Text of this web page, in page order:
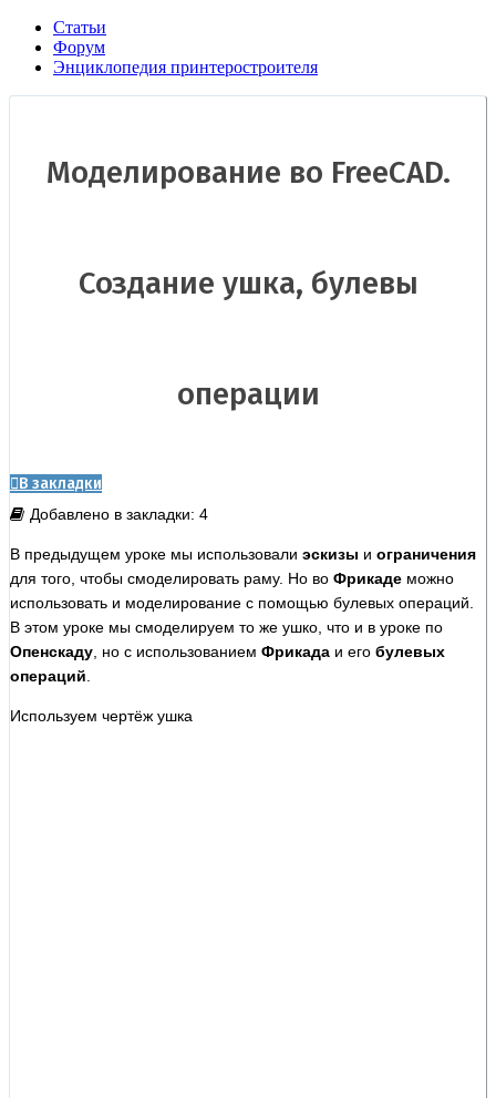
Статьи
Форум
Энциклопедия принтеростроителя
Моделирование во FreeCAD.
Создание ушка, булевы
операции
В закладки
Добавлено в закладки: 4
В предыдущем уроке мы использовали эскизы и ограничения
для того, чтобы смоделировать раму. Но во Фрикаде можно
использовать и моделирование с помощью булевых операций.
В этом уроке мы смоделируем то же ушко, что и в уроке по
Опенскаду , но с использованием Фрикада и его булевых
операций
Используем чертёж ушка